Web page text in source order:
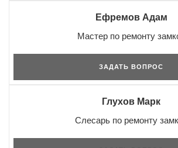
Ефремов Адам
Мастер по ремонту
ЗАДАТЬ ВОПРОС
Глухов Марк
Слесарь по ремонту